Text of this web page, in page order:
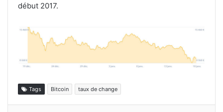
début 2017.
Tags Bitcoin taux de change